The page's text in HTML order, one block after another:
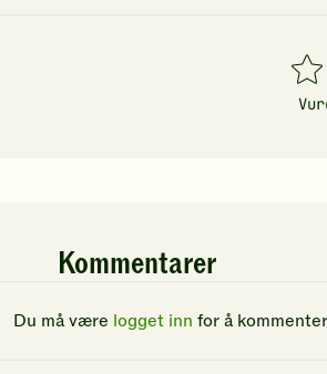
1
Kommentarer
Du må være logget inn for å